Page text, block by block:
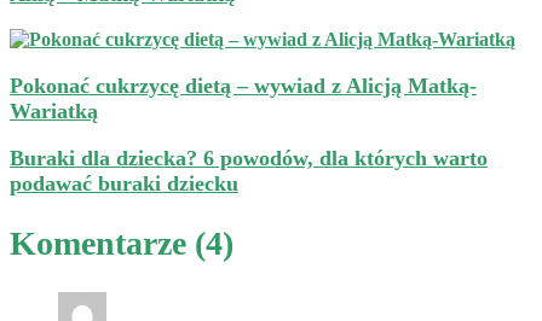
Pokonać cukrzycę dietą – wywiad z Alicją Matką-
Wariatką
Buraki dla dziecka? 6 powodów, dla których warto
podawać buraki dziecku
Komentarze (4)